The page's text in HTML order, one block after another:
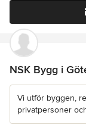
NSK Bygg i
Vi utför byggen,
privatpersoner